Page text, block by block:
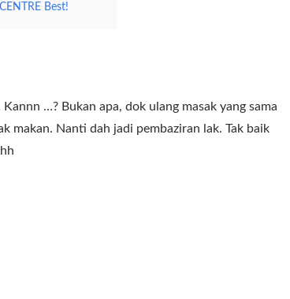
Best!
…? Bukan apa, dok ulang masak yang sama
makan. Nanti dah jadi pembaziran lak. Tak baik